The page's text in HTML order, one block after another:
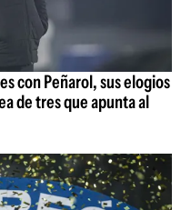
con Peñarol, sus elogios
de tres que apunta al